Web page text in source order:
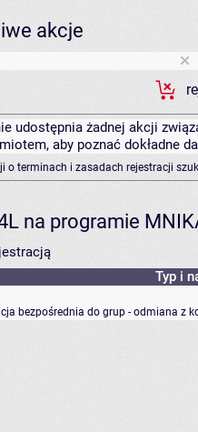
akcje
udostępnia żadnej akcji
aby poznać dokładne
o terminach i zasadach rejestracji
na programie
Typ i
bezpośrednia do grup - odmiana z